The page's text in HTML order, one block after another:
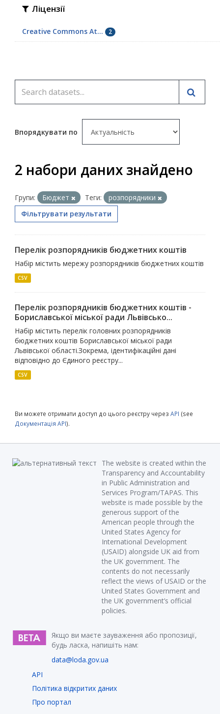
Ліцензії
Creative Commons At... 2
Впорядкувати по
2 набори даних знайдено
Групи: Бюджет Теги:
розпорядники
Фільтрувати результати
Перелік розпорядників бюджетних коштів
Набір містить мережу розпорядників бюджетних коштів
CSV
Перелік розпорядників бюджетних коштів -
Бориславської міської ради Львівсько...
Набір містить перелік головних розпорядників
бюджетних коштів Бориславської міської ради
Львівської області.Зокрема, ідентифікаційні дані
відповідно до Єдиного реєстру...
CSV
Ви можете отримати доступ до цього реєстру через API (see
Документація API).
The website is created within the
Transparency and Accountability
in Public Administration and
Services Program/TAPAS. This
website is made possible by the
generous support of the
American people through the
United States Agency for
International Development
(USAID) alongside UK aid from
the UK government. The
contents do not necessarily
reflect the views of USAID or the
United States Government and
the UK government’s official
policies.
Якщо ви маєте зауваження або пропозиції,
будь ласка, напишіть нам:
data@loda.gov.ua
API
Політика відкритих даних
Про портал